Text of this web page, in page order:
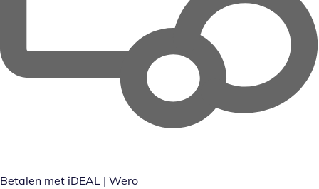
Betalen met iDEAL | Wero